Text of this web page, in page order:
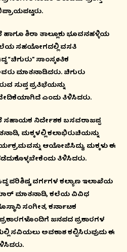
ಹಾಗೂ ಶಿರಾ ತಾಲ್ಲೂಕು ಭೂವನಹಳ್ಳಿಯ
ಸಹಯೋಗದಲ್ಲಿ ವಸತಿ
ಸಾಂಸ್ಕøತಿಕ
ಮಾತನಾಡಿದರು. ಚಿಗುರು
ಸುಪ್ತ ಪ್ರತಿಭೆಯನ್ನು
ಎಂದು ತಿಳಿಸಿದರು.
ಸಹಾಯಕ ನಿರ್ದೇಶಕ ಬಸವರಾಜಪ್ಪ
ಮಕ್ಕಳಲ್ಲಿ ಕಲಾಭಿರುಚಿಯನ್ನು
ಆಯೋಜಿಸಿದ್ದು, ಮಕ್ಕಳು ಈ
ತಿಳಿಸಿದರು.
ಪರಿಶಿಷ್ಟ ವರ್ಗಗಳ ಕಲ್ಯಾಣ ಇಲಾಖೆಯ
ಮಾತನಾಡಿ, ಕಲೆಯ ವಿವಿಧ
ಸಂಗೀತ, ಕರ್ನಾಟಕ
ಜನಪದ ಪ್ರಕಾರಗಳ
ಸವಿಯಲು ಅವಕಾಶ ಕಲ್ಪಿಸಿರುವುದು ಈ